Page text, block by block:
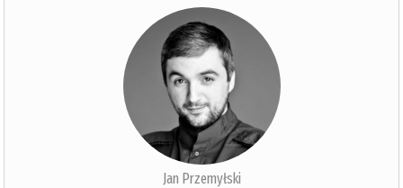
Jan Przemyłski